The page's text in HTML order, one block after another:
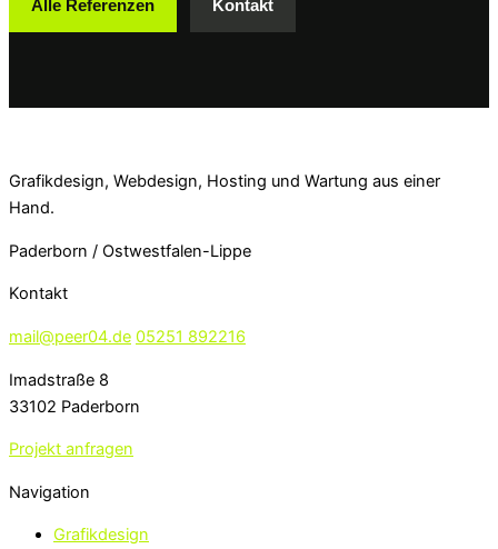
Alle Referenzen Kontakt
Grafikdesign, Webdesign, Hosting und Wartung aus einer
Hand.
Paderborn / Ostwestfalen-Lippe
Kontakt
mail@peer04.de 05251 892216
Imadstraße 8
33102 Paderborn
Projekt anfragen
Navigation
Grafikdesign